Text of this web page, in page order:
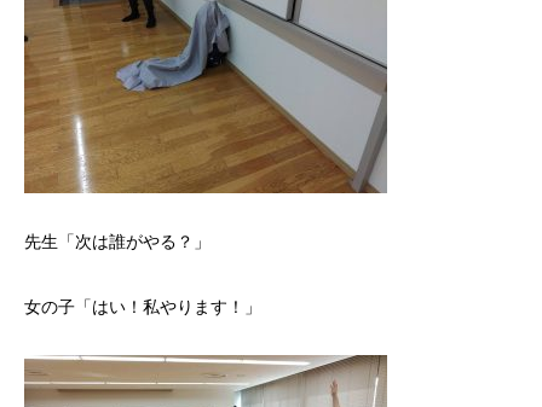
先生「次は誰がやる？」
女の子「はい！私やります！」